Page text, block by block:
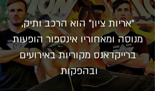
"אריות ציון" הוא הרכב ותיק,
מנוסה ומאחוריו אינספור הופעות
ברייקדאנס מקוריות באירועים
ובהפקות